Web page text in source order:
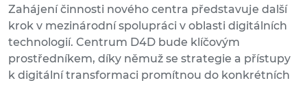
Zahájení činnosti nového centra představuje další
krok v mezinárodní spolupráci v oblasti digitálních
technologií. Centrum D4D bude klíčovým
prostředníkem, díky němuž se strategie a přístupy
k digitální transformaci promítnou do konkrétních